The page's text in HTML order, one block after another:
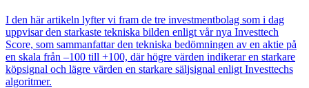
I den här artikeln lyfter vi fram de tre investmentbolag som i dag
uppvisar den starkaste tekniska bilden enligt vår nya Investtech
Score, som sammanfattar den tekniska bedömningen av en aktie på
en skala från –100 till +100, där högre värden indikerar en starkare
köpsignal och lägre värden en starkare säljsignal enligt Investtechs
algoritmer.